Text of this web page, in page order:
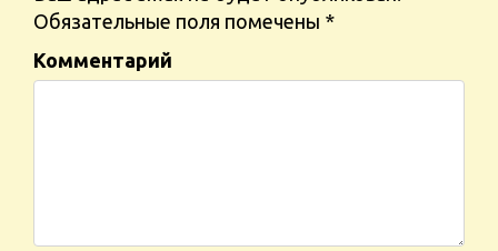
Обязательные поля помечены *
Комментарий